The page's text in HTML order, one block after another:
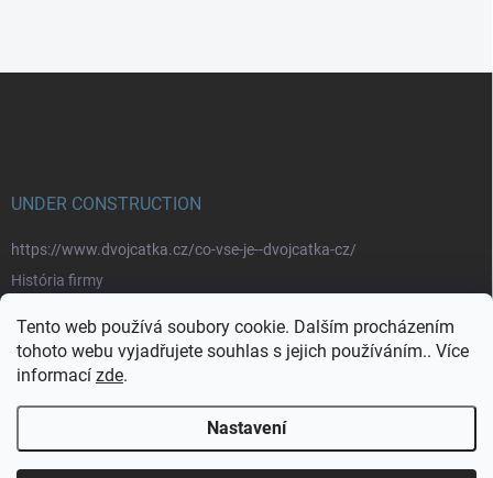
Tento web používá soubory cookie. Dalším procházením
tohoto webu vyjadřujete souhlas s jejich používáním.. Více
informací zde.
Nastavení
UNDER CONSTRUCTION
https://www.dvojcatka.cz/co-vse-je--dvojcatka-cz/
História firmy
Značky
https://www.dvojcatka.cz/kontakty/>